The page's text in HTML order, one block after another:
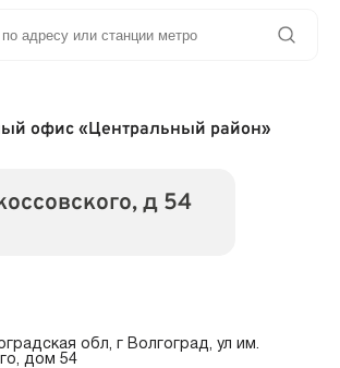
офис «Центральный район»
д 54
обл, г Волгоград, ул им.
дом 54